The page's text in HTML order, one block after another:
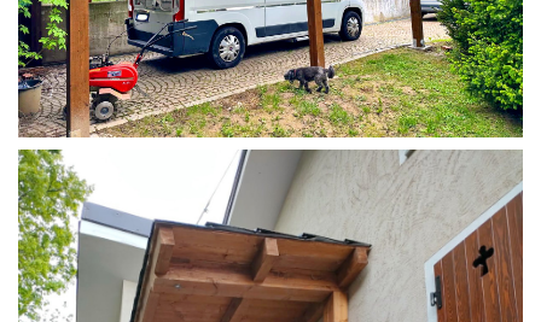
COPERTURA CAMPER